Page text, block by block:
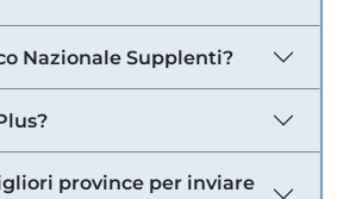
Nazionale Supplenti?
province per inviare